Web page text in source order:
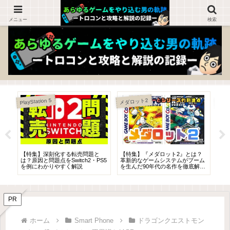
ゲームを知らない人でも楽しめるブログ！
PlayStation 5
【特集】深刻化する転売問題と
は？原因と問題点をSwitch2・PS5
を例にわかりやすく解説
メダロット2
【特集】『メダロット2』とは？
革新的なゲームシステムがブーム
を生んだ90年代の名作を徹底解
PR
ホーム Smart Phone
ドラゴンクエストモン
メニュー 検索